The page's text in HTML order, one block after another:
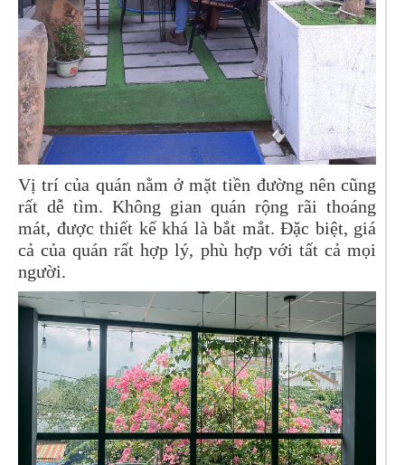
Vị trí của quán nằm ở mặt tiền đường nên cũng
rất dễ tìm. Không gian quán rộng rãi thoáng
mát, được thiết kế khá là bắt mắt. Đặc biệt, giá
cả của quán rất hợp lý, phù hợp với tất cả mọi
người.